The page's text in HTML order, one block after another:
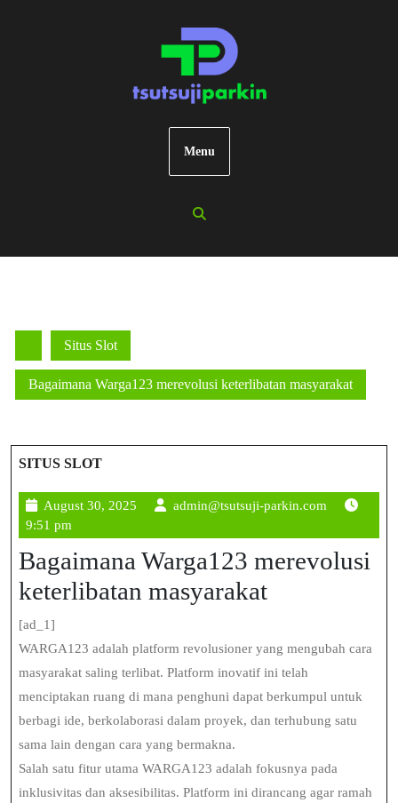
Menu
Situs Slot
Bagaimana Warga123 merevolusi keterlibatan masyarakat
SITUS SLOT
August 30, 2025 Augustadmin@tsutsuji-parkin.com
9:51 pm
Bagaimana Warga123 merevolusi
keterlibatan masyarakat
[ad_1]
WARGA123 adalah platform revolusioner yang mengubah cara
masyarakat saling terlibat. Platform inovatif ini telah
menciptakan ruang di mana penghuni dapat berkumpul untuk
berbagi ide, berkolaborasi dalam proyek, dan terhubung satu
sama lain dengan cara yang bermakna.
Salah satu fitur utama WARGA123 adalah fokusnya pada
inklusivitas dan aksesibilitas. Platform ini dirancang agar ramah